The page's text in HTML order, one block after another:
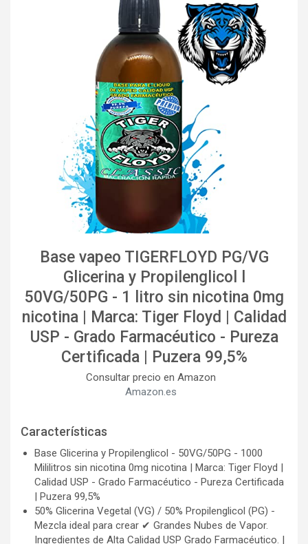
Base vapeo TIGERFLOYD PG/VG
Glicerina y Propilenglicol l
50VG/50PG - 1 litro sin nicotina 0mg
nicotina | Marca: Tiger Floyd | Calidad
USP - Grado Farmacéutico - Pureza
Certificada | Puzera 99,5%
Consultar precio en Amazon
Amazon.es
Características
Base Glicerina y Propilenglicol - 50VG/50PG - 1000
Mililitros sin nicotina 0mg nicotina | Marca: Tiger Floyd |
Calidad USP - Grado Farmacéutico - Pureza Certificada
| Puzera 99,5%
50% Glicerina Vegetal (VG) / 50% Propilenglicol (PG) -
Mezcla ideal para crear ✔ Grandes Nubes de Vapor.
Ingredientes de Alta Calidad USP Grado Farmacéutico. |